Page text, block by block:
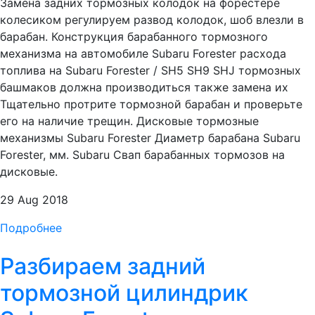
Замена задних тормозных колодок на форестере
колесиком регулируем развод колодок, шоб влезли в
барабан. Конструкция барабанного тормозного
механизма на автомобиле Subaru Forester расхода
топлива на Subaru Forester / SH5 SH9 SHJ тормозных
башмаков должна производиться также замена их
Тщательно протрите тормозной барабан и проверьте
его на наличие трещин. Дисковые тормозные
механизмы Subaru Forester Диаметр барабана Subaru
Forester, мм. Subaru Свап барабанных тормозов на
дисковые.
29 Aug 2018
Подробнее
Разбираем задний
тормозной цилиндрик